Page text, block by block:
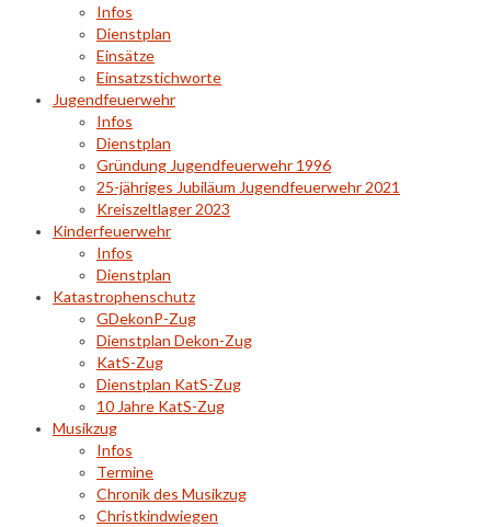
Infos
Dienstplan
Einsätze
Einsatzstichworte
Jugendfeuerwehr
Infos
Dienstplan
Gründung Jugendfeuerwehr 1996
25-jähriges Jubiläum Jugendfeuerwehr 2021
Kreiszeltlager 2023
Kinderfeuerwehr
Infos
Dienstplan
Katastrophenschutz
GDekonP-Zug
Dienstplan Dekon-Zug
KatS-Zug
Dienstplan KatS-Zug
10 Jahre KatS-Zug
Musikzug
Infos
Termine
Chronik des Musikzug
Christkindwiegen